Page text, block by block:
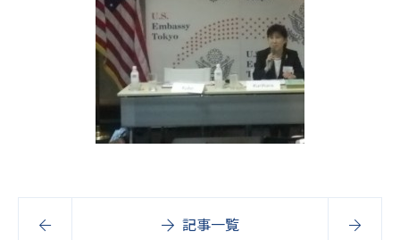
記事一覧